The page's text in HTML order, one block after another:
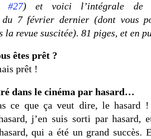
#27) et voici l’intégrale de
du 7 février dernier (dont vous
la revue suscitée). 81 piges, et en
êtes prêt ?
prêt !
dans le cinéma par hasard…
ce que ça veut dire, le hasard
j’en suis sorti par hasard,
qui a été un grand succès.